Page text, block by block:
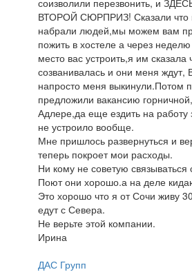
соизволили перезвонить, и
ВТОРОЙ СЮРПРИЗ! Сказали что
набрали людей,мы можем вам
пожить в хостеле а через неделю
место вас устроить,я им сказала
созванивалась и они меня ждут,
напросто меня выкинули.Потом
предложили вакансию
Адлере,да еще ездить на работу
не устроило вообще.
Мне пришлось развернуться и
теперь покроет мои расходы.
Ни кому не советую связываться
Поют они хорошо.а на деле
Это хорошо что я от Сочи живу
едут с Севера.
Не верьте этой компании.
Ирина
ДАС Групп